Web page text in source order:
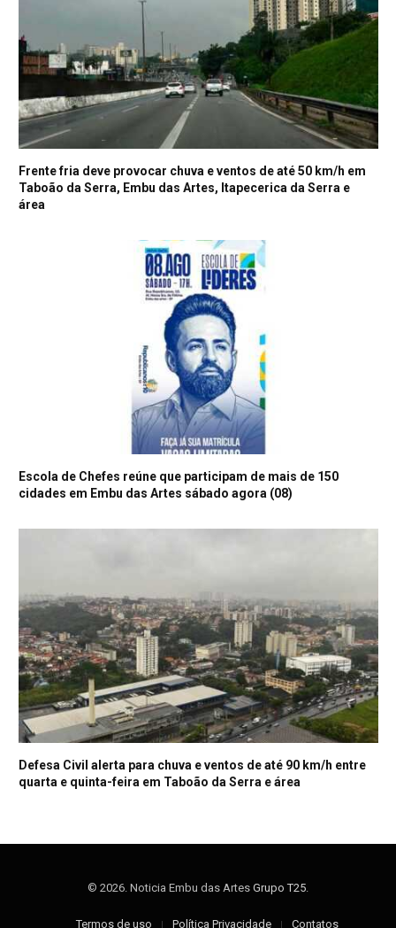
Frente fria deve provocar chuva e ventos de até 50 km/h em
Taboão da Serra, Embu das Artes, Itapecerica da Serra e
área
Escola de Chefes reúne que participam de mais de 150
cidades em Embu das Artes sábado agora (08)
Defesa Civil alerta para chuva e ventos de até 90 km/h entre
quarta e quinta-feira em Taboão da Serra e área
© 2026. Noticia Embu das Artes Grupo T25.
Termos de uso Política Privacidade Contatos